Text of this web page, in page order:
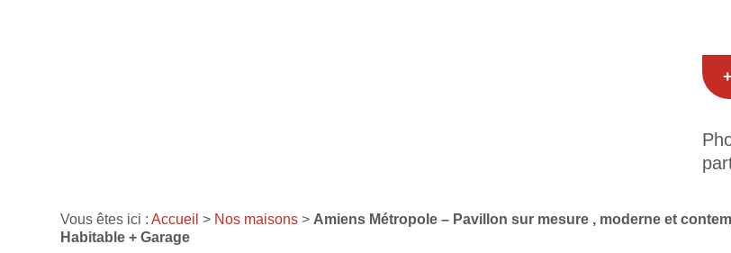
Vous êtes ici :Accueil > Nos maisons > Amiens Métropole – Pavillon sur mesure , moderne et
Habitable + Garage